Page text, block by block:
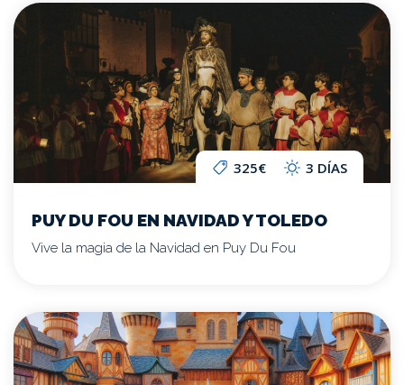
325€ 3 DÍAS
PUY DU FOU EN NAVIDAD Y TOLEDO
Vive la magia de la Navidad en Puy Du Fou